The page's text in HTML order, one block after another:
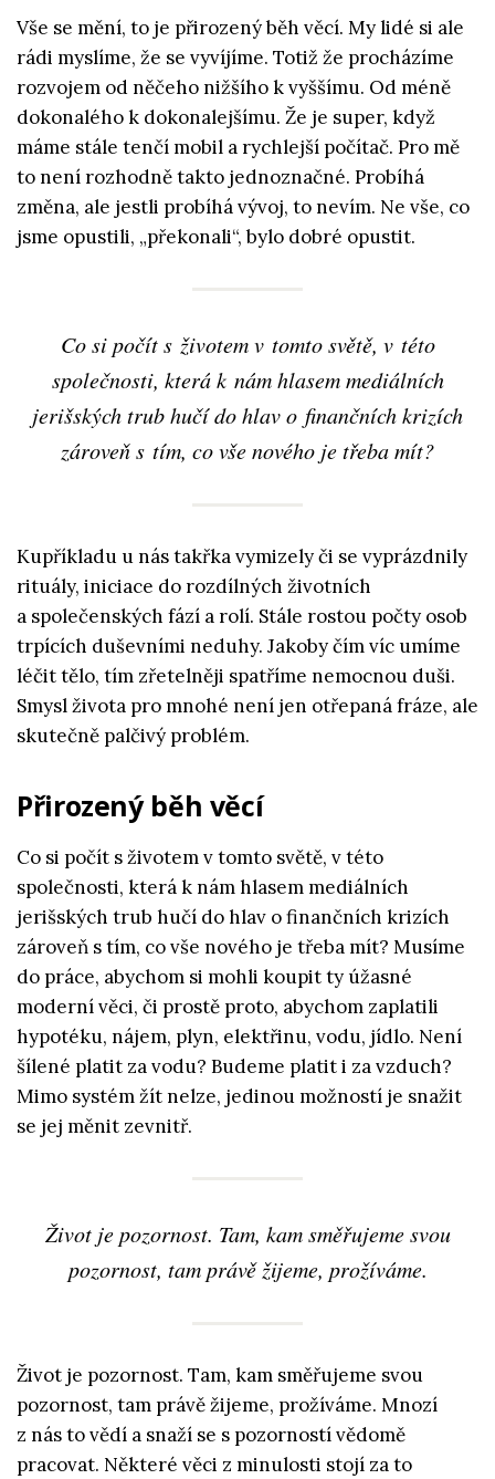
Vše se mění, to je přirozený běh věcí. My lidé si ale
rádi myslíme, že se vyvíjíme. Totiž že procházíme
rozvojem od něčeho nižšího k vyššímu. Od méně
dokonalého k dokonalejšímu. Že je super, když
máme stále tenčí mobil a rychlejší počítač. Pro mě
to není rozhodně takto jednoznačné. Probíhá
změna, ale jestli probíhá vývoj, to nevím. Ne vše, co
jsme opustili, „překonali“, bylo dobré opustit.
Co si počít s životem v tomto světě, v této
společnosti, která k nám hlasem mediálních
jerišských trub hučí do hlav o finančních krizích
zároveň s tím, co vše nového je třeba mít?
Kupříkladu u nás takřka vymizely či se vyprázdnily
rituály, iniciace do rozdílných životních
a společenských fází a rolí. Stále rostou počty osob
trpících duševními neduhy. Jakoby čím víc umíme
léčit tělo, tím zřetelněji spatříme nemocnou duši.
Smysl života pro mnohé není jen otřepaná fráze, ale
skutečně palčivý problém.
Přirozený běh věcí
Co si počít s životem v tomto světě, v této
společnosti, která k nám hlasem mediálních
jerišských trub hučí do hlav o finančních krizích
zároveň s tím, co vše nového je třeba mít? Musíme
do práce, abychom si mohli koupit ty úžasné
moderní věci, či prostě proto, abychom zaplatili
hypotéku, nájem, plyn, elektřinu, vodu, jídlo. Není
šílené platit za vodu? Budeme platit i za vzduch?
Mimo systém žít nelze, jedinou možností je snažit
se jej měnit zevnitř.
Život je pozornost. Tam, kam směřujeme svou
pozornost, tam právě žijeme, prožíváme.
Život je pozornost. Tam, kam směřujeme svou
pozornost, tam právě žijeme, prožíváme. Mnozí
z nás to vědí a snaží se s pozorností vědomě
pracovat. Některé věci z minulosti stojí za to